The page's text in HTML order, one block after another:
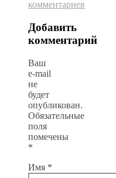
комментариев
Добавить
комментарий
Ваш
e-mail
не
будет
опубликован.
Обязательные
поля
помечены
*
Имя *